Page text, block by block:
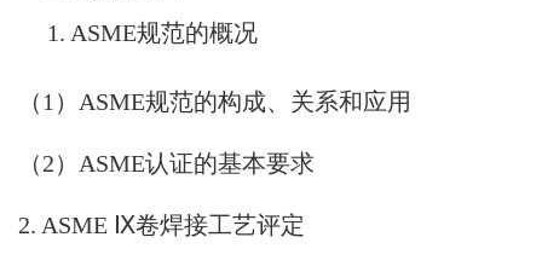
1. ASME规范的概况
（1）ASME规范的构成、关系和应用
（2）ASME认证的基本要求
2. ASME Ⅸ卷焊接工艺评定